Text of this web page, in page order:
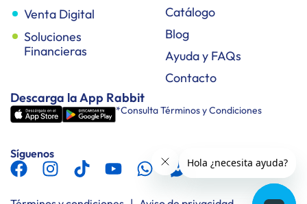
Venta Digital
Soluciones
Financieras
Catálogo
Blog
Ayuda y FAQs
Contacto
Descarga la App Rabbit
*Consulta Términos y Condiciones
Síguenos